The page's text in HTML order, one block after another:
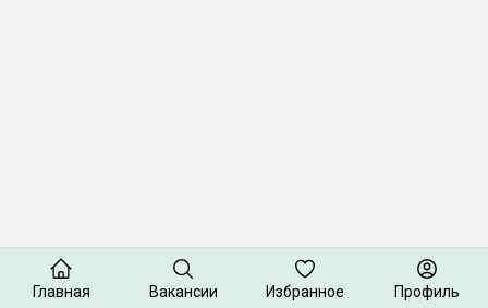
Главная Вакансии Избранное Профиль